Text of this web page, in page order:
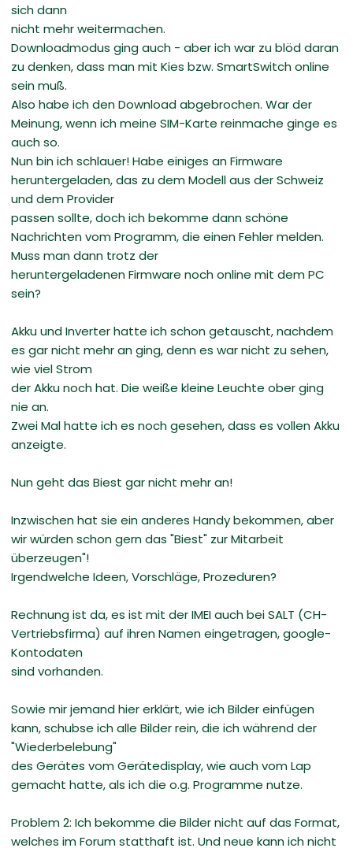
sich dann
nicht mehr weitermachen.
Downloadmodus ging auch - aber ich war zu blöd daran
zu denken, dass man mit Kies bzw. SmartSwitch online
sein muß.
Also habe ich den Download abgebrochen. War der
Meinung, wenn ich meine SIM-Karte reinmache ginge es
auch so.
Nun bin ich schlauer! Habe einiges an Firmware
heruntergeladen, das zu dem Modell aus der Schweiz
und dem Provider
passen sollte, doch ich bekomme dann schöne
Nachrichten vom Programm, die einen Fehler melden.
Muss man dann trotz der
heruntergeladenen Firmware noch online mit dem PC
sein?
Akku und Inverter hatte ich schon getauscht, nachdem
es gar nicht mehr an ging, denn es war nicht zu sehen,
wie viel Strom
der Akku noch hat. Die weiße kleine Leuchte ober ging
nie an.
Zwei Mal hatte ich es noch gesehen, dass es vollen Akku
anzeigte.
Nun geht das Biest gar nicht mehr an!
Inzwischen hat sie ein anderes Handy bekommen, aber
wir würden schon gern das "Biest" zur Mitarbeit
überzeugen"!
Irgendwelche Ideen, Vorschläge, Prozeduren?
Rechnung ist da, es ist mit der IMEI auch bei SALT (CH-
Vertriebsfirma) auf ihren Namen eingetragen, google-
Kontodaten
sind vorhanden.
Sowie mir jemand hier erklärt, wie ich Bilder einfügen
kann, schubse ich alle Bilder rein, die ich während der
"Wiederbelebung"
des Gerätes vom Gerätedisplay, wie auch vom Lap
gemacht hatte, als ich die o.g. Programme nutze.
Problem 2: Ich bekomme die Bilder nicht auf das Format,
welches im Forum statthaft ist. Und neue kann ich nicht